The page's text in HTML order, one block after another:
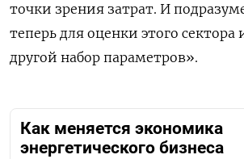
точки зрения затрат. И
теперь для оценки этого сектора
другой набор параметров».
Как меняется экономика
энергетического бизнеса